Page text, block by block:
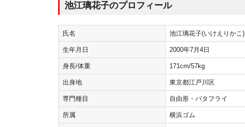
池江璃花子のプロフィール
氏名 池江璃花子(いけえりかこ)
生年月日 2000年7月4日
身長/体重 171cm/57kg
出身地 東京都江戸川区
専門種目 自由形・バタフライ
所属 横浜ゴム